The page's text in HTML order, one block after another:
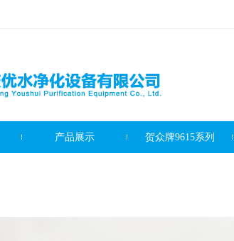
产品展示 贺众牌9615系列